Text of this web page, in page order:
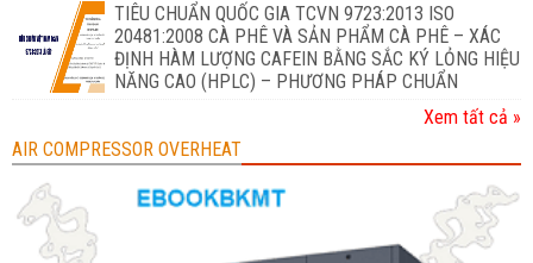
TIÊU CHUẨN QUỐC GIA TCVN 9723:2013 ISO
20481:2008 CÀ PHÊ VÀ SẢN PHẨM CÀ PHÊ – XÁC
ĐỊNH HÀM LƯỢNG CAFEIN BẰNG SẮC KÝ LỎNG HIỆU
NĂNG CAO (HPLC) – PHƯƠNG PHÁP CHUẨN
Xem tất cả »
AIR COMPRESSOR OVERHEAT